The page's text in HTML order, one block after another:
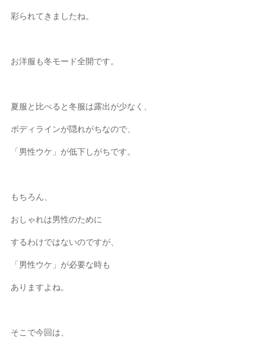
彩られてきましたね。
お洋服も冬モード全開です。
夏服と比べると冬服は露出が少なく、
ボディラインが隠れがちなので、
「男性ウケ」が低下しがちです。
もちろん、
おしゃれは男性のために
するわけではないのですが、
「男性ウケ」が必要な時も
ありますよね。
そこで今回は、